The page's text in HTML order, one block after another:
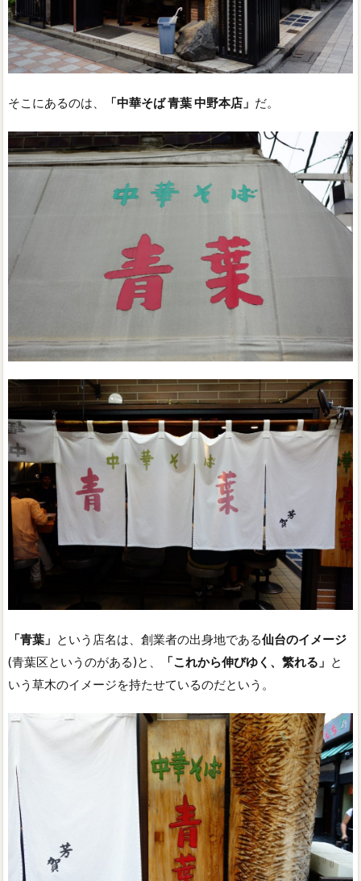
そこにあるのは、 「中華そば 青葉 中野本店」 だ。
「青葉」 という店名は、創業者の出身地である仙台のイメージ
(青葉区というのがある)と、
「これから伸びゆく、繁れる」
と
いう草木のイメージを持たせているのだという。